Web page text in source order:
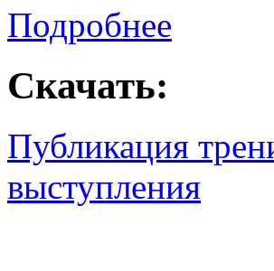
Подробнее
Скачать:
Публикация
выступления